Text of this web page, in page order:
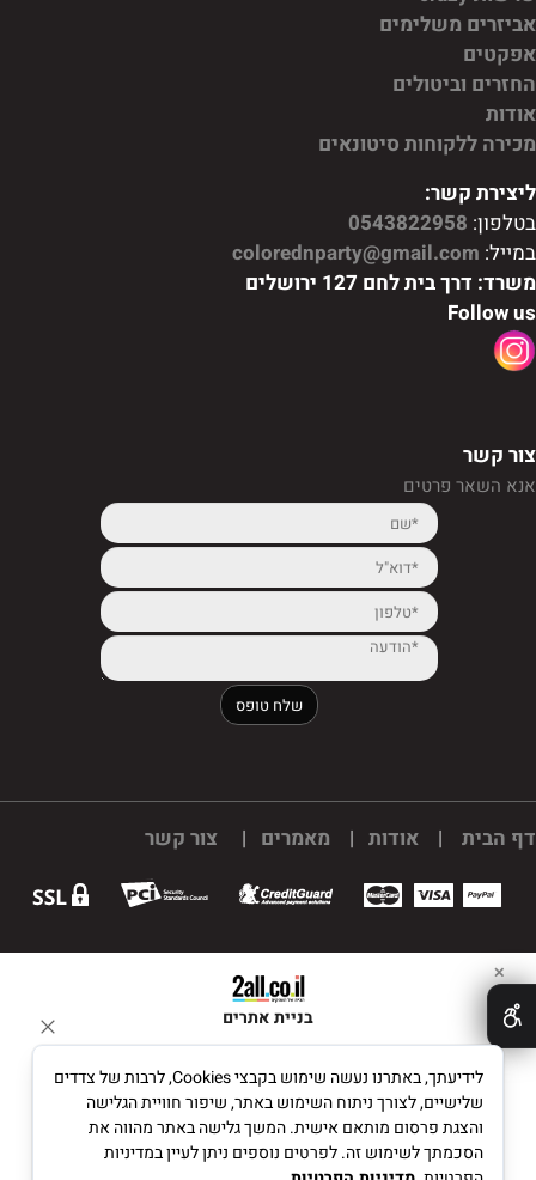
אביזרים משלימים
אפקטים
החזרים וביטולים
אודות
מכירה ללקוחות סיטונאים
ליצירת קשר:
בטלפון: 0543822958
במייל: colorednparty@gmail.com
משרד: דרך בית לחם 127 ירושלים
Follow us
צור קשר
אנא השאר פרטים
דף הבית | אודות | מאמרים | צור קשר
בניית אתרים
✕
לידיעתך, באתרנו נעשה שימוש בקבצי Cookies, לרבות של צדדים
שלישיים, לצורך ניתוח השימוש באתר, שיפור חוויית הגלישה
והצגת פרסום מותאם אישית. המשך גלישה באתר מהווה את
הסכמתך לשימוש זה. לפרטים נוספים ניתן לעיין במדיניות